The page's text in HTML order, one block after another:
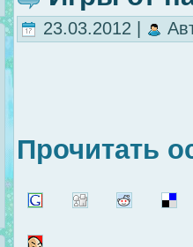
23.03.2012 |
Прочитать